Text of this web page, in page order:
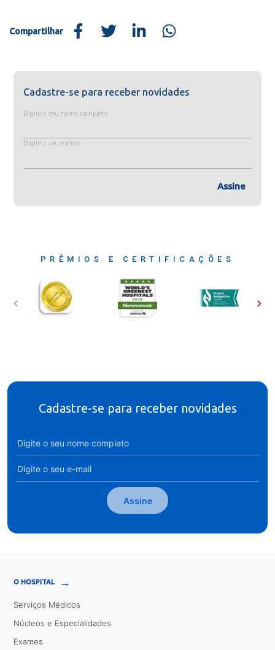
Compartilhar
Cadastre-se para receber novidades
Digite o seu nome completo
Digite o seu e-mail
Assine
PRÊMIOS E CERTIFICAÇÕES
Cadastre-se para receber novidades
Assine
O HOSPITAL →
Serviços Médicos
Núcleos e Especialidades
Exames